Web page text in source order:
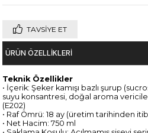
TAVSIYE ET
ÜRÜN ÖZELLIKLERI
Teknik Özellikler
• İçerik: Şeker kamışı bazlı şurup
suyu konsantresi, doğal aroma
(E202)
• Raf Ömrü: 18 ay (üretim tarihinden
• Net Hacim: 750 ml